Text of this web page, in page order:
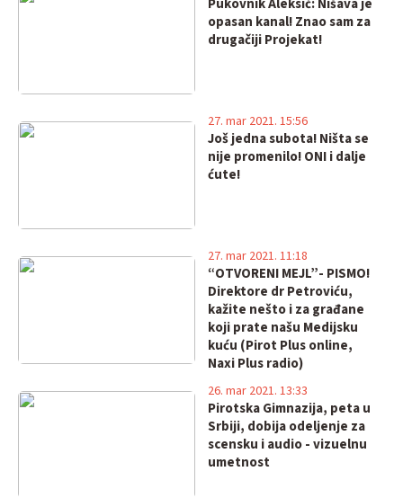
Pukovnik Aleksić: Nišava je
opasan kanal! Znao sam za
drugačiji Projekat!
Još jedna subota! Ništa se
nije promenilo! ONI i dalje
ćute!
27. mar 2021. 15:56
“OTVORENI MEJL”- PISMO!
Direktore dr Petroviću,
kažite nešto i za građane
koji prate našu Medijsku
kuću (Pirot Plus online,
Naxi Plus radio)
27. mar 2021. 11:18
Pirotska Gimnazija, peta u
Srbiji, dobija odeljenje za
scensku i audio - vizuelnu
umetnost
26. mar 2021. 13:33